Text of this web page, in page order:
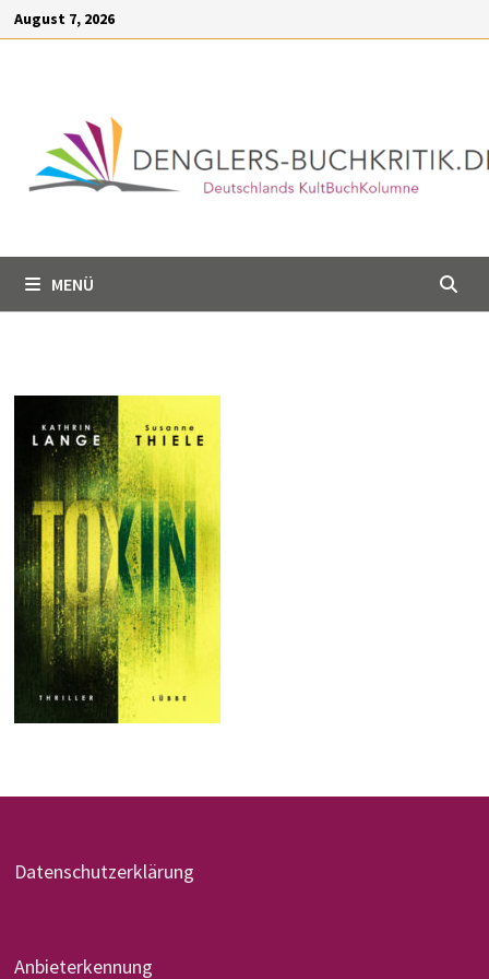
springen
Zum
Inhalt
August 7, 2026
MENÜ
Datenschutzerklärung
Anbieterkennung